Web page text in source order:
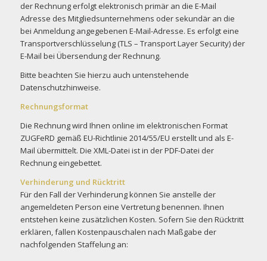
der Rechnung erfolgt elektronisch primär an die E-Mail
Adresse des Mitgliedsunternehmens oder sekundär an die
bei Anmeldung angegebenen E-Mail-Adresse. Es erfolgt eine
Transportverschlüsselung (TLS – Transport Layer Security) der
E-Mail bei Übersendung der Rechnung.
Bitte beachten Sie hierzu auch untenstehende
Datenschutzhinweise.
Rechnungsformat
Die Rechnung wird Ihnen online im elektronischen Format
ZUGFeRD gemäß EU-Richtlinie 2014/55/EU erstellt und als E-
Mail übermittelt. Die XML-Datei ist in der PDF-Datei der
Rechnung eingebettet.
Verhinderung und Rücktritt
Für den Fall der Verhinderung können Sie anstelle der
angemeldeten Person eine Vertretung benennen. Ihnen
entstehen keine zusätzlichen Kosten. Sofern Sie den Rücktritt
erklären, fallen Kostenpauschalen nach Maßgabe der
nachfolgenden Staffelung an: